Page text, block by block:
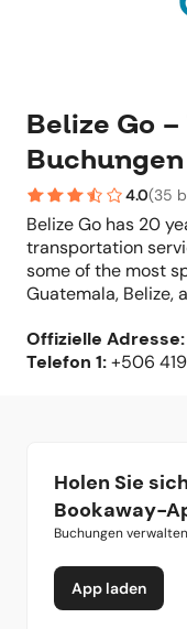
Belize Go
Buchungen
4.0(35
Belize Go has 20
transportation
some of the most
Guatemala, Belize,
Offizielle Adresse:
Telefon 1:+506
Holen Sie
Bookaway-
Buchungen verwalten
App laden